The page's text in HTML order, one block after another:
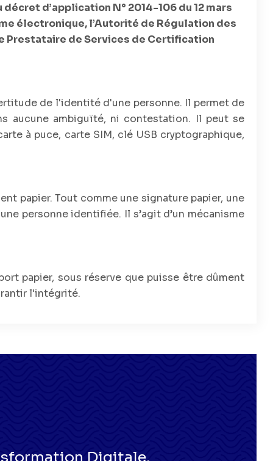
d’application N° 2014-106 du 12 mars
électronique, l’Autorité de Régulation des
Prestataire de Services de Certification
de l'identité d'une personne. Il permet de
aucune ambiguïté, ni contestation. Il peut se
à puce, carte SIM, clé USB cryptographique,
papier. Tout comme une signature papier, une
personne identifiée. Il s’agit d’un mécanisme
papier, sous réserve que puisse être dûment
l'intégrité.
Digitale.